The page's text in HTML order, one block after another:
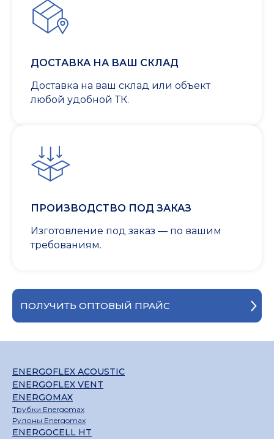
ДОСТАВКА НА ВАШ СКЛАД
Доставка на ваш склад или объект
любой удобной ТК.
ПРОИЗВОДСТВО ПОД ЗАКАЗ
Изготовление под заказ — по вашим
требованиям.
ПОЛУЧИТЬ ОПТОВЫЙ ПРАЙС
ENERGOFLEX ACOUSTIC
ENERGOFLEX VENT
ENERGOMAX
Трубки Energomax
Рулоны Energomax
ENERGOCELL HT